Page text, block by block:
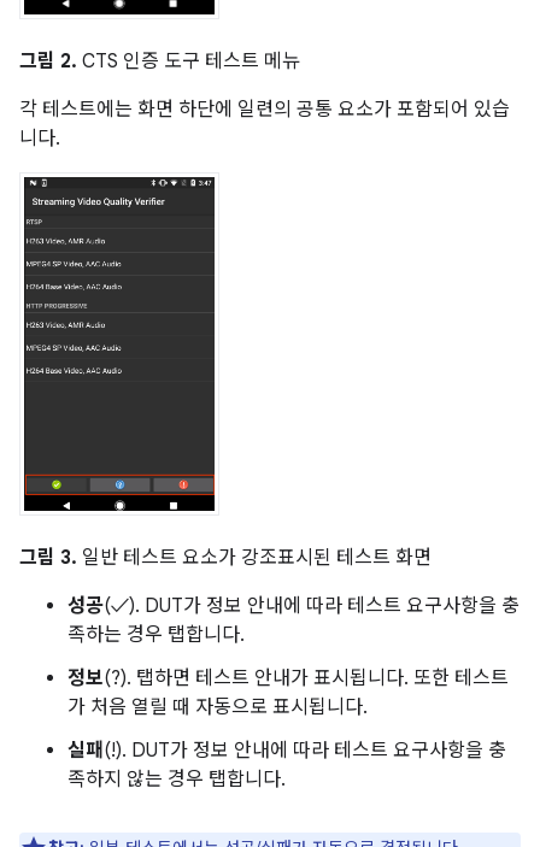
그림 2. CTS 인증 도구 테스트 메뉴
각 테스트에는 화면 하단에 일련의 공통 요소가 포함되어 있습
니다.
그림 3. 일반 테스트 요소가 강조표시된 테스트 화면
성공(✓). DUT가 정보 안내에 따라 테스트 요구사항을 충
족하는 경우 탭합니다.
정보(?). 탭하면 테스트 안내가 표시됩니다. 또한 테스트
가 처음 열릴 때 자동으로 표시됩니다.
실패 (!). DUT가 정보 안내에 따라 테스트 요구사항을 충
족하지 않는 경우 탭합니다.